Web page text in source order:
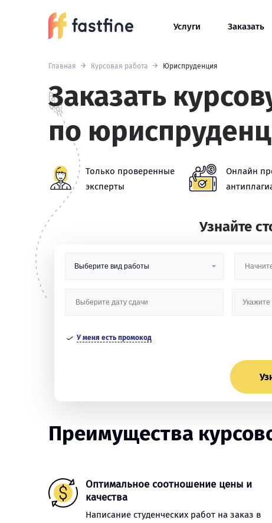
Услуги Заказать
Главная Курсовая работа Юриспруденция
Заказать
по
Только проверенные
эксперты
Онлайн
Узнайте
У меня есть промокод
Преимущества
Оптимальное соотношение цены и
качества
Написание студенческих работ на заказ в